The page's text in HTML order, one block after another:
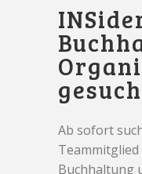
Ab sofort
Buchhaltung